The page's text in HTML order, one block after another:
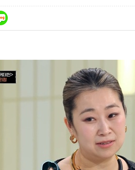
스포츠 라이프 포토